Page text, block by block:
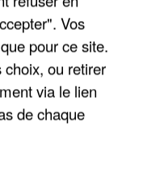
Vos
pour ce site.
ou retirer
via le lien
de chaque